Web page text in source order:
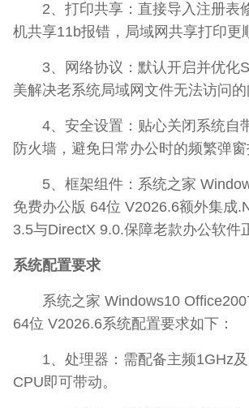
2、打印共享：直接导入注册表
机共享11b报错，局域网共享打印更
3、网络协议：默认开启并优化
美解决老系统局域网文件无法访问的
4、安全设置：贴心关闭系统自
防火墙，避免日常办公时的频繁弹窗
5、框架组件：系统之家
免费办公版 64位 V2026.6额外集成
3.5与DirectX 9.0.保障老款办公软件
系统配置要求
系统之家 Windows10
64位 V2026.6系统配置要求如下：
1、处理器：需配备主频1GHz及
CPU即可带动。